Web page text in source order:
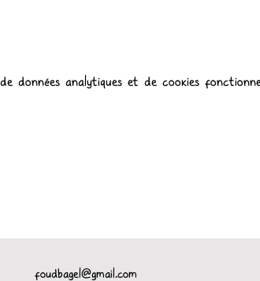
données analytiques et de cookies
foudbagel@gmail.com